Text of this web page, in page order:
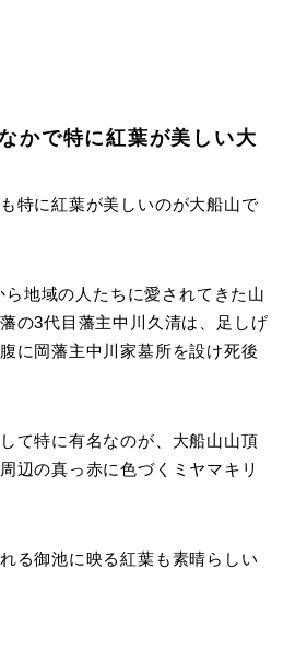
かで特に紅葉が美しい大
特に紅葉が美しいのが大船山で
地域の人たちに愛されてきた山
の3代目藩主中川久清は、足しげ
に岡藩主中川家墓所を設け死後
て特に有名なのが、大船山山頂
辺の真っ赤に色づくミヤマキリ
る御池に映る紅葉も素晴らしい